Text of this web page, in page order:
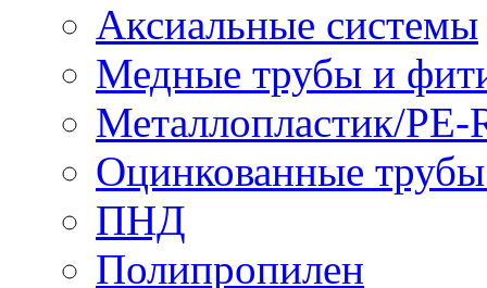
Аксиальные системы
Медные трубы и
Металлопластик/
Оцинкованные
ПНД
Полипропилен